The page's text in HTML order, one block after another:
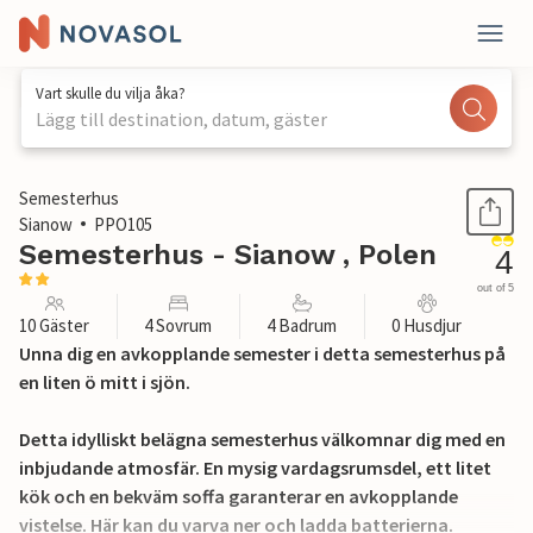
Vart skulle du vilja åka?
Lägg till destination, datum, gäster
1 / 21
Semesterhus
Sianow
PPO105
Semesterhus - Sianow , Polen 4
out of 5
10 Gäster 4 Sovrum 4 Badrum 0 Husdjur
Unna dig en avkopplande semester i detta semesterhus på
en liten ö mitt i sjön.
Detta idylliskt belägna semesterhus välkomnar dig med en
inbjudande atmosfär. En mysig vardagsrumsdel, ett litet
kök och en bekväm soffa garanterar en avkopplande
vistelse. Här kan du varva ner och ladda batterierna.